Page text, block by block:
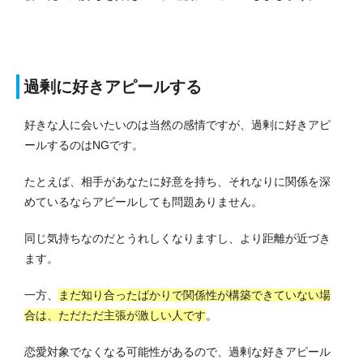
過剰に好きアピールする
好きな人に会いたいのは当然の感情ですが、過剰に好きアピ
ールするのはNGです。
たとえば、相手があなたに好意を持ち、それなりに関係を深
めているならアピールしても問題ありません。
同じ気持ちなのだとうれしくなりますし、より距離が近づき
ます。
一方、
まだ知り合ったばかりで関係性が構築できていない場
合は、ただただ主張が激しい人です。
恋愛対象でなくなる可能性があるので、過剰な好きアピール